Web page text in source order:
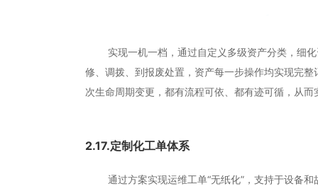
实现一机一档，通过自定义多级资产分类，细化
修、调拨、到报废处置，资产每一步操作均实现完
次生命周期变更，都有流程可依、都有迹可循，从而
2.17.定制化工单体系
通过方案实现运维工单“无纸化”，支持于设备和